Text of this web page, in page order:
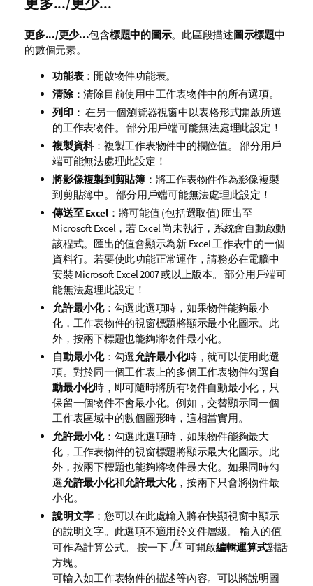
更多.../更少...包含標題中的圖示。此區段描述圖示標題中
的數個元素。
功能表：開啟物件功能表。
清除：清除目前使用中工作表物件中的所有選項。
列印： 在另一個瀏覽器視窗中以表格形式開啟所選
的工作表物件。 部分用戶端可能無法處理此設定！
複製資料：複製工作表物件中的欄位值。 部分用戶
端可能無法處理此設定！
將影像複製到剪貼簿：將工作表物件作為影像複製
到剪貼簿中。 部分用戶端可能無法處理此設定！
傳送至 Excel：將可能值 (包括選取值) 匯出至
Microsoft Excel，若 Excel 尚未執行，系統會自動啟動
該程式。匯出的值會顯示為新 Excel 工作表中的一個
資料行。若要使此功能正常運作，請務必在電腦中
安裝 Microsoft Excel 2007 或以上版本。 部分用戶端可
能無法處理此設定！
允許最小化：勾選此選項時，如果物件能夠最小
化，工作表物件的視窗標題將顯示最小化圖示。此
外，按兩下標題也能夠將物件最小化。
自動最小化：勾選允許最小化時，就可以使用此選
項。對於同一個工作表上的多個工作表物件勾選自
動最小化時，即可隨時將所有物件自動最小化，只
保留一個物件不會最小化。例如，交替顯示同一個
工作表區域中的數個圖形時，這相當實用。
允許最小化：勾選此選項時，如果物件能夠最大
化，工作表物件的視窗標題將顯示最大化圖示。此
外，按兩下標題也能夠將物件最大化。如果同時勾
選允許最小化和允許最大化，按兩下只會將物件最
小化。
說明文字 ：您可以在此處輸入將在快顯視窗中顯示
的說明文字。此選項不適用於文件層級。 輸入的值
可作為計算公式。 按一下
可開啟編輯運算式對話
方塊。
可輸入如工作表物件的描述等內容。可以將說明圖